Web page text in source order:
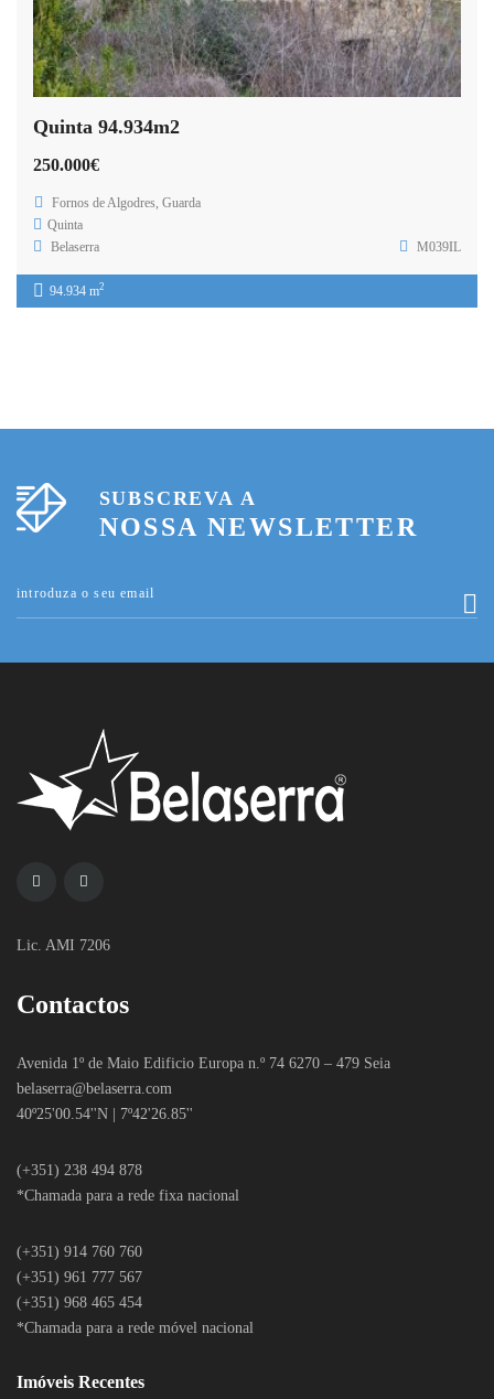
Quinta 94.934m2
250.000€
Fornos de Algodres, Guarda
Quinta
Belaserra
M039IL
94.934 m2
SUBSCREVA A
NOSSA NEWSLETTER
Lic. AMI 7206
Contactos
Avenida 1º de Maio Edificio Europa n.º 74 6270 – 479 Seia
belaserra@belaserra.com
40º25'00.54''N | 7º42'26.85''
(+351) 238 494 878
*Chamada para a rede fixa nacional
(+351) 914 760 760
(+351) 961 777 567
(+351) 968 465 454
*Chamada para a rede móvel nacional
Imóveis Recentes